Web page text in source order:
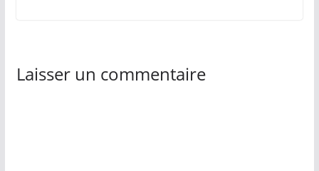
Laisser un commentaire